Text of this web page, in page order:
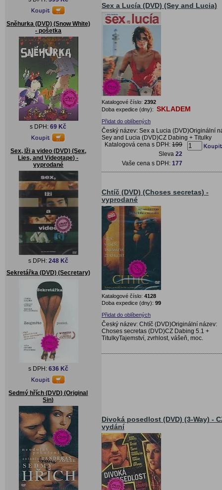
Sněhurka (DVD) (Snow White)
- pošetka
s DPH:69 Kč
Sex, lži a video (DVD) (Sex,
Lies, and Videotape) -
vyprodané
s DPH: 248 Kč
Sekretářka (DVD) (Secretary)
s DPH: 636 Kč
Sedmý hřích (DVD) (Original
Sin)
Sex a Lucía (DVD) (Sey and Lucia)
Katalogové číslo: 2392
Doba expedice (dny): SKLADEM
Přidat do oblíbených
Český název: Sex a Lucia (DVD)Originální
Sey and Lucia (DVD)CZ Dabing + Titulky
Katalogová cena s DPH: 199
Sleva 22
Vaše cena s DPH: 177
Chtíč (DVD) (Choses secretas) -
vyprodané
Katalogové číslo: 4128
Doba expedice (dny): 99
Přidat do oblíbených
Český název: Chtíč (DVD)Originální název:
Choses secretas (DVD)CZ Dabing 5.1 +
TitulkyTajemství, zvrhlost, vášeň, moc.
Divoká posedlost (DVD) (3-Way) -
vydání